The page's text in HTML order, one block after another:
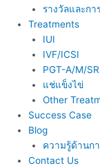
รางวัลและกา
Treatments
IUI
IVF/ICSI
PGT-A/M/SR
แช่แข็งไข่
Other
Success Case
Blog
ความรู้ด้านก
Contact Us